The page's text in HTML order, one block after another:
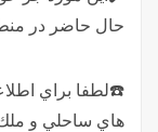
حال حاضر در
☎️لطفا براي
هاي ساحلي و ملك